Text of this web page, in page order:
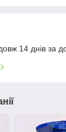
14 днів за